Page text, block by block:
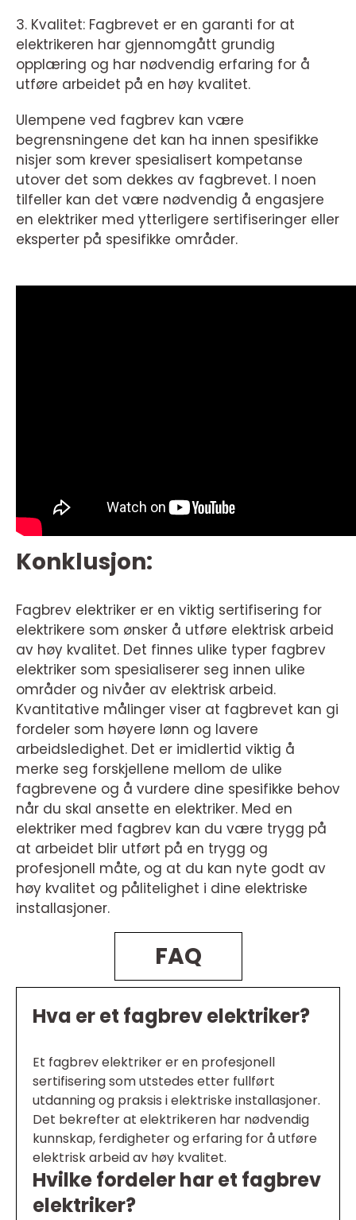
3. Kvalitet: Fagbrevet er en garanti for at
elektrikeren har gjennomgått grundig
opplæring og har nødvendig erfaring for å
utføre arbeidet på en høy kvalitet.
Ulempene ved fagbrev kan være
begrensningene det kan ha innen spesifikke
nisjer som krever spesialisert kompetanse
utover det som dekkes av fagbrevet. I noen
tilfeller kan det være nødvendig å engasjere
en elektriker med ytterligere sertifiseringer eller
eksperter på spesifikke områder.
Konklusjon:
Fagbrev elektriker er en viktig sertifisering for
elektrikere som ønsker å utføre elektrisk arbeid
av høy kvalitet. Det finnes ulike typer fagbrev
elektriker som spesialiserer seg innen ulike
områder og nivåer av elektrisk arbeid.
Kvantitative målinger viser at fagbrevet kan gi
fordeler som høyere lønn og lavere
arbeidsledighet. Det er imidlertid viktig å
merke seg forskjellene mellom de ulike
fagbrevene og å vurdere dine spesifikke behov
når du skal ansette en elektriker. Med en
elektriker med fagbrev kan du være trygg på
at arbeidet blir utført på en trygg og
profesjonell måte, og at du kan nyte godt av
høy kvalitet og pålitelighet i dine elektriske
installasjoner.
FAQ
Hva er et fagbrev elektriker?
Et fagbrev elektriker er en profesjonell
sertifisering som utstedes etter fullført
utdanning og praksis i elektriske installasjoner.
Det bekrefter at elektrikeren har nødvendig
kunnskap, ferdigheter og erfaring for å utføre
elektrisk arbeid av høy kvalitet.
Hvilke fordeler har et fagbrev
elektriker?